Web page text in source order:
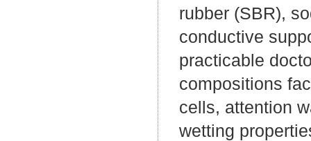
rubber (SBR),
conductive
practicable
compositions
cells, attention
wetting